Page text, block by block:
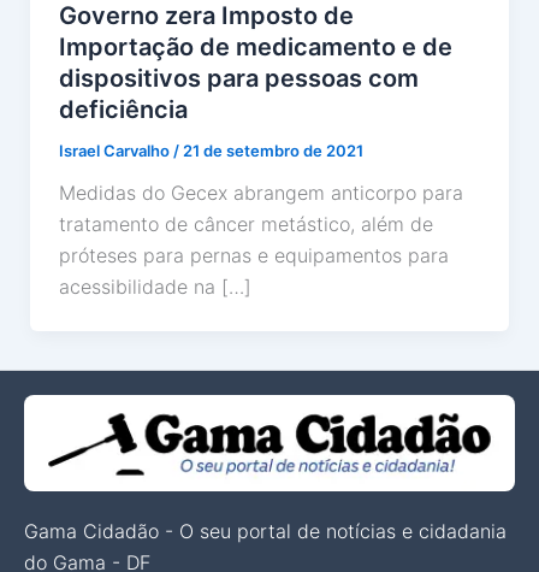
Governo zera Imposto de
Importação de medicamento e de
dispositivos para pessoas com
deficiência
Israel Carvalho / 21 de setembro de 2021
Medidas do Gecex abrangem anticorpo para
tratamento de câncer metástico, além de
próteses para pernas e equipamentos para
acessibilidade na […]
Gama Cidadão - O seu portal de notícias e cidadania
do Gama - DF